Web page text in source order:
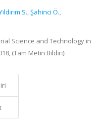
S.,Şahinci Ö.,
Science and Technology in
(Tam Metin Bildiri)